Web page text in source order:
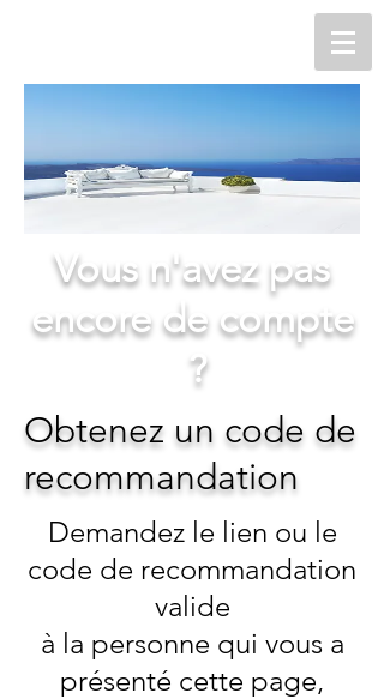
Vous n'avez pas
encore de compte
?
Obtenez un code de
recommandation
Demandez le lien ou le
code de recommandation
valide
à la personne qui vous a
présenté cette page,